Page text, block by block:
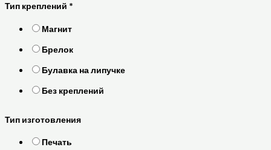
Тип креплений *
Магнит
Брелок
Булавка на липучке
Без креплений
Тип изготовления
Печать